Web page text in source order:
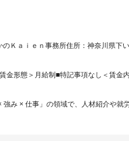
のＫａｉｅｎ事務所住所：神奈川県下
金形態＞月給制■特記事項なし＜賃金
み × 仕事」の領域で、人材紹介や就